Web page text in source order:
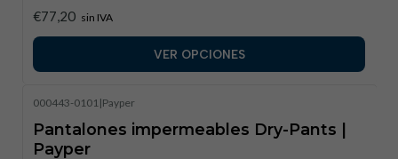
€77,20 sin IVA
VER OPCIONES
000443-0101|Payper
Pantalones impermeables Dry-Pants |
Payper